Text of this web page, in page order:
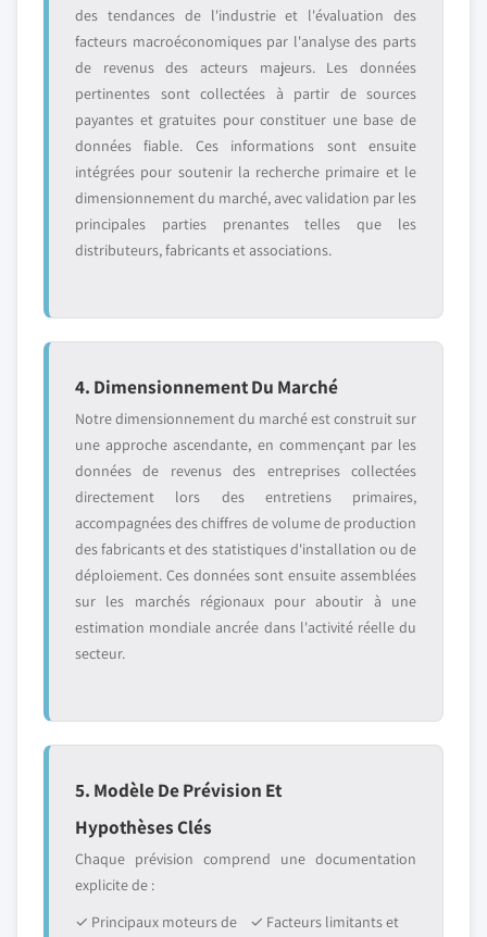
des tendances de l'industrie et l'évaluation des
facteurs macroéconomiques par l'analyse des parts
de revenus des acteurs majeurs. Les données
pertinentes sont collectées à partir de sources
payantes et gratuites pour constituer une base de
données fiable. Ces informations sont ensuite
intégrées pour soutenir la recherche primaire et le
dimensionnement du marché, avec validation par les
principales parties prenantes telles que les
distributeurs, fabricants et associations.
4. Dimensionnement Du Marché
Notre dimensionnement du marché est construit sur
une approche ascendante, en commençant par les
données de revenus des entreprises collectées
directement lors des entretiens primaires,
accompagnées des chiffres de volume de production
des fabricants et des statistiques d'installation ou de
déploiement. Ces données sont ensuite assemblées
sur les marchés régionaux pour aboutir à une
estimation mondiale ancrée dans l'activité réelle du
secteur.
5. Modèle De Prévision Et
Hypothèses Clés
Chaque prévision comprend une documentation
explicite de :
✓ Principaux moteurs de
✓ Facteurs limitants et